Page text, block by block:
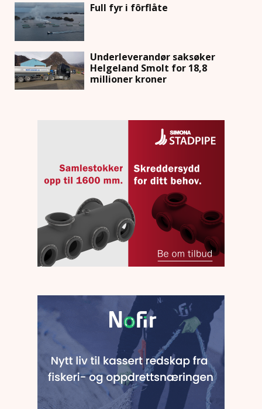
Full fyr i fôrflåte
Underleverandør saksøker
Helgeland Smolt for 18,8
millioner kroner